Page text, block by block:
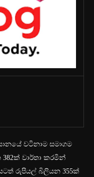
වටිනාම සමාගම
වාර්තා කරමින්
රුපියල් බිලියන 355ක්